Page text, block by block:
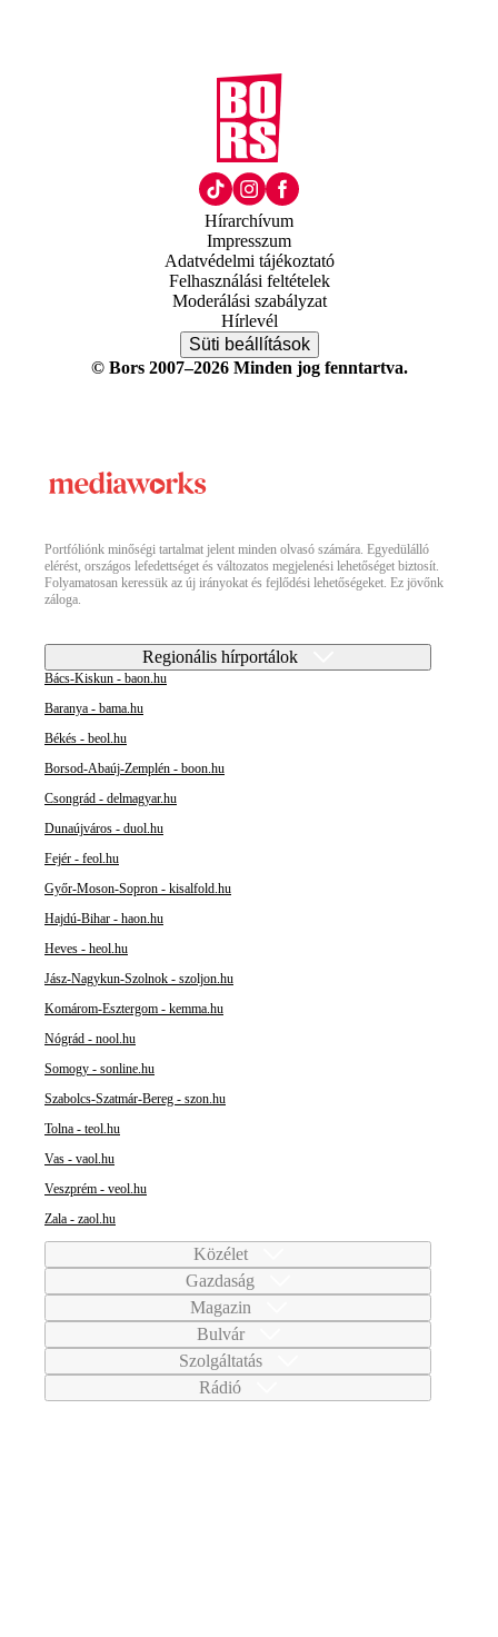
Hírarchívum
Impresszum
Adatvédelmi tájékoztató
Felhasználási feltételek
Moderálási szabályzat
Hírlevél
Süti beállítások
© Bors 2007–2026 Minden jog fenntartva.
Portfóliónk minőségi tartalmat jelent minden olvasó számára. Egyedülálló
elérést, országos lefedettséget és változatos megjelenési lehetőséget biztosít.
Folyamatosan keressük az új irányokat és fejlődési lehetőségeket. Ez jövőnk
záloga.
Regionális hírportálok
Bács-Kiskun - baon.hu
Baranya - bama.hu
Békés - beol.hu
Borsod-Abaúj-Zemplén - boon.hu
Csongrád - delmagyar.hu
Dunaújváros - duol.hu
Fejér - feol.hu
Győr-Moson-Sopron - kisalfold.hu
Hajdú-Bihar - haon.hu
Heves - heol.hu
Jász-Nagykun-Szolnok - szoljon.hu
Komárom-Esztergom - kemma.hu
Nógrád - nool.hu
Somogy - sonline.hu
Szabolcs-Szatmár-Bereg - szon.hu
Tolna - teol.hu
Vas - vaol.hu
Veszprém - veol.hu
Zala - zaol.hu
Közélet
Gazdaság
Magazin
Bulvár
Szolgáltatás
Rádió